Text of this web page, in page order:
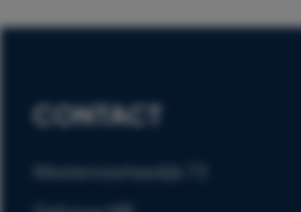
CONTACT
Westervoortsedijk 73